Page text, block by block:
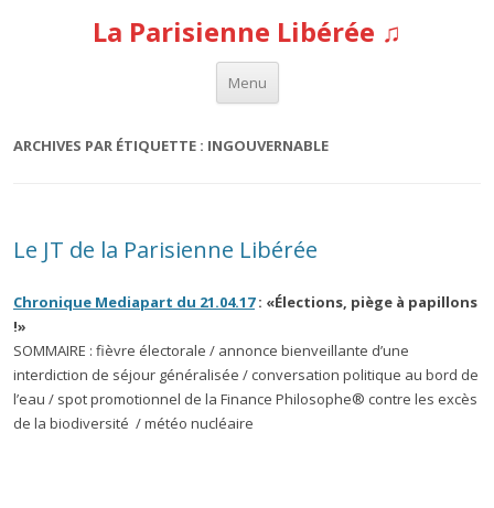
La Parisienne Libérée ♫
Menu
Aller au contenu
ARCHIVES PAR ÉTIQUETTE : INGOUVERNABLE
Le JT de la Parisienne Libérée
Chronique Mediapart du 21.04.17: «Élections, piège à papillons
!»
SOMMAIRE : fièvre électorale / annonce bienveillante d’une
interdiction de séjour généralisée / conversation politique au bord de
l’eau / spot promotionnel de la Finance Philosophe® contre les excès
de la biodiversité / météo nucléaire